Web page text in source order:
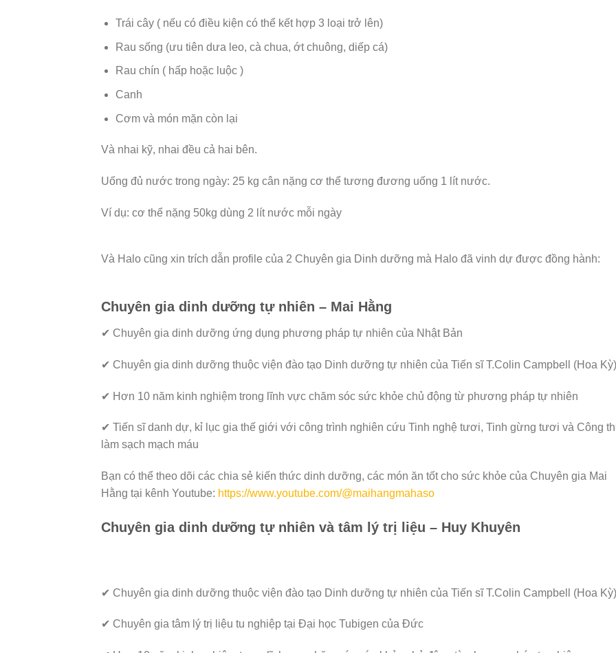
Trái cây ( nếu có điều kiện có thể kết hợp 3 loại trở lên)
Rau sống (ưu tiên dưa leo, cà chua, ớt chuông, diếp cá)
Rau chín ( hấp hoặc luộc )
Canh
Cơm và món mặn còn lại
Và nhai kỹ, nhai đều cả hai bên.
Uống đủ nước trong ngày: 25 kg cân nặng cơ thể tương đương uống 1 lít nước.
Ví dụ: cơ thể nặng 50kg dùng 2 lít nước mỗi ngày
Và Halo cũng xin trích dẫn profile của 2 Chuyên gia Dinh dưỡng mà Halo đã vinh dự được đồng hành:
Chuyên gia dinh dưỡng tự nhiên – Mai Hằng
✔ Chuyên gia dinh dưỡng ứng dụng phương pháp tự nhiên của Nhật Bản
✔ Chuyên gia dinh dưỡng thuộc viện đào tạo Dinh dưỡng tự nhiên của Tiến sĩ T.Colin Campbell (Hoa Kỳ)
✔ Hơn 10 năm kinh nghiệm trong lĩnh vực chăm sóc sức khỏe chủ động từ phương pháp tự nhiên
✔ Tiến sĩ danh dự, kỉ lục gia thế giới với công trình nghiên cứu Tinh nghệ tươi, Tinh gừng tươi và Công
làm sạch mạch máu
Bạn có thể theo dõi các chia sẻ kiến thức dinh dưỡng, các món ăn tốt cho sức khỏe của Chuyên gia Mai
Hằng tại kênh Youtube: https://www.youtube.com/@maihangmahaso
Chuyên gia dinh dưỡng tự nhiên và tâm lý trị liệu – Huy Khuyên
✔ Chuyên gia dinh dưỡng thuộc viện đào tạo Dinh dưỡng tự nhiên của Tiến sĩ T.Colin Campbell (Hoa Kỳ)
✔ Chuyên gia tâm lý trị liệu tu nghiệp tại Đại học Tubigen của Đức